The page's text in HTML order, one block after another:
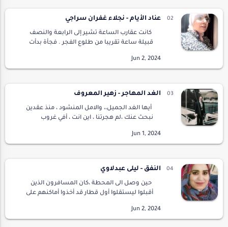
عناد الأيام - نجلاء غفران سراجي
كانت عقارب الساعة تشير إلى الرابعة والنصف
قبيلة ساعة تقريبا من طلوع الفجر . فجأة بدأت
تارة تعلو وتارة تنخفض وصداها يتردد عبر
الجدران…
الغد المهاجر - زهير المعروف
أيها الغد الجميل،، والامل المنشود ، منذ عقدين
نبحث عنك ،لم هجرتنا ، اين انت ، أفي غروب
العودة الينا ،،،. لتبشرنا بتحقيق احلامنا …
النفق - ليلى عبدلاوي
حين وصل الى المحطة ،كان المسافرون الذين
أقبلوا ليستقلوا أول قطار قد أخذوا أماكنهم على
هواتفهم..تطفو على وجوهم بين الحين والآخر
ابتسامات ..ق…